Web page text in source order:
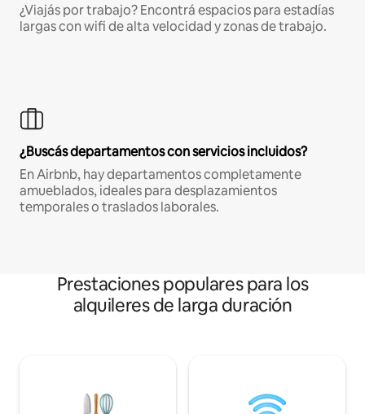
¿Viajás por trabajo? Encontrá espacios para estadías
largas con wifi de alta velocidad y zonas de trabajo.
¿Buscás departamentos con servicios incluidos?
En Airbnb, hay departamentos completamente
amueblados, ideales para desplazamientos
temporales o traslados laborales.
Prestaciones populares para los
alquileres de larga duración